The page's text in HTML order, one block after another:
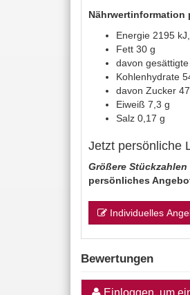
Nährwertinformation
Energie 2195
Fett 30 g
davon
Kohlenhydrate
davon Zucker
Eiweiß 7,3 g
Salz 0,17 g
Jetzt persönliche
Größere
persönliches
Individuelles
Bewertungen
Einloggen, um